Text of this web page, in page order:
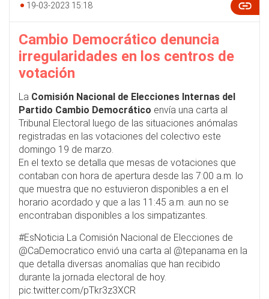
19-03-2023 15:18
Cambio Democrático denuncia
irregularidades en los centros de
votación
La Comisión Nacional de Elecciones Internas del
Partido Cambio Democrático envía una carta al
Tribunal Electoral luego de las situaciones anómalas
registradas en las votaciones del colectivo este
domingo 19 de marzo.
En el texto se detalla que mesas de votaciones que
contaban con hora de apertura desde las 7:00 a.m. lo
que muestra que no estuvieron disponibles a en el
horario acordado y que a las 11:45 a.m. aun no se
encontraban disponibles a los simpatizantes.
#EsNoticia La Comisión Nacional de Elecciones de
@CaDemocratico envió una carta al @tepanama en la
que detalla diversas anomalías que han recibido
durante la jornada electoral de hoy.
pic.twitter.com/pTkr3z3XCR